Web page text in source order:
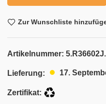
Zur Wunschliste
Artikelnummer:
Lieferung: 17.
Zertifikat: